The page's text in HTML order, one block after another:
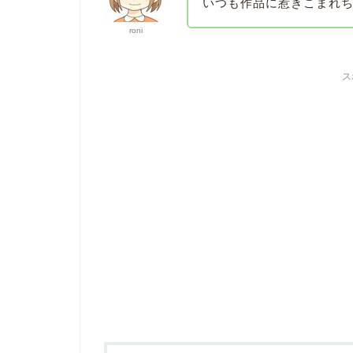
roni
いつも作品に惹きこまれ